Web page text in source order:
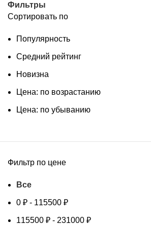
Фильтры
Сортировать по
Популярность
Средний рейтинг
Новизна
Цена: по возрастанию
Цена: по убыванию
Фильтр по цене
Все
0 ₽ - 115500 ₽
115500 ₽ - 231000 ₽